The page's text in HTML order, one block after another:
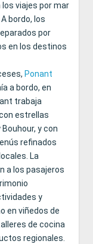
viajes por mar
bordo, los
por
en los destinos
Ponant
a bordo, en
trabaja
estrellas
y con
refinados
La
a los pasajeros
y
en viñedos de
de cocina
regionales.